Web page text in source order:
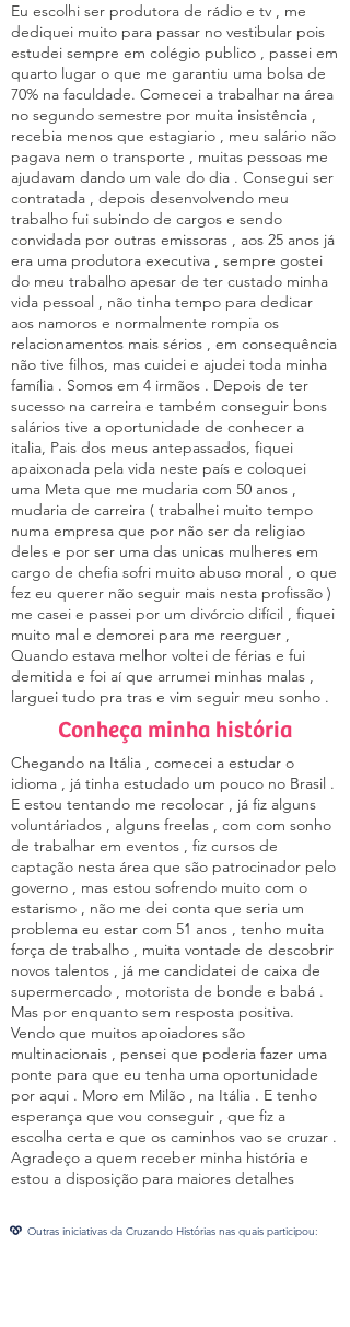
Eu escolhi ser produtora de rádio e tv , me
dediquei muito para passar no vestibular pois
estudei sempre em colégio publico , passei em
quarto lugar o que me garantiu uma bolsa de
70% na faculdade. Comecei a trabalhar na área
no segundo semestre por muita insistência ,
recebia menos que estagiario , meu salário não
pagava nem o transporte , muitas pessoas me
ajudavam dando um vale do dia . Consegui ser
contratada , depois desenvolvendo meu
trabalho fui subindo de cargos e sendo
convidada por outras emissoras , aos 25 anos já
era uma produtora executiva , sempre gostei
do meu trabalho apesar de ter custado minha
vida pessoal , não tinha tempo para dedicar
aos namoros e normalmente rompia os
relacionamentos mais sérios , em consequência
não tive filhos, mas cuidei e ajudei toda minha
família . Somos em 4 irmãos . Depois de ter
sucesso na carreira e também conseguir bons
salários tive a oportunidade de conhecer a
italia, Pais dos meus antepassados, fiquei
apaixonada pela vida neste país e coloquei
uma Meta que me mudaria com 50 anos ,
mudaria de carreira ( trabalhei muito tempo
numa empresa que por não ser da religiao
deles e por ser uma das unicas mulheres em
cargo de chefia sofri muito abuso moral , o que
fez eu querer não seguir mais nesta profissão )
me casei e passei por um divórcio difícil , fiquei
muito mal e demorei para me reerguer ,
Quando estava melhor voltei de férias e fui
demitida e foi aí que arrumei minhas malas ,
larguei tudo pra tras e vim seguir meu sonho .
Conheça minha história
Chegando na Itália , comecei a estudar o
idioma , já tinha estudado um pouco no Brasil .
E estou tentando me recolocar , já fiz alguns
voluntáriados , alguns freelas , com com sonho
de trabalhar em eventos , fiz cursos de
captação nesta área que são patrocinador pelo
governo , mas estou sofrendo muito com o
estarismo , não me dei conta que seria um
problema eu estar com 51 anos , tenho muita
força de trabalho , muita vontade de descobrir
novos talentos , já me candidatei de caixa de
supermercado , motorista de bonde e babá .
Mas por enquanto sem resposta positiva.
Vendo que muitos apoiadores são
multinacionais , pensei que poderia fazer uma
ponte para que eu tenha uma oportunidade
por aqui . Moro em Milão , na Itália . E tenho
esperança que vou conseguir , que fiz a
escolha certa e que os caminhos vao se cruzar .
Agradeço a quem receber minha história e
estou a disposição para maiores detalhes
Outras iniciativas da Cruzando Histórias nas quais participou: